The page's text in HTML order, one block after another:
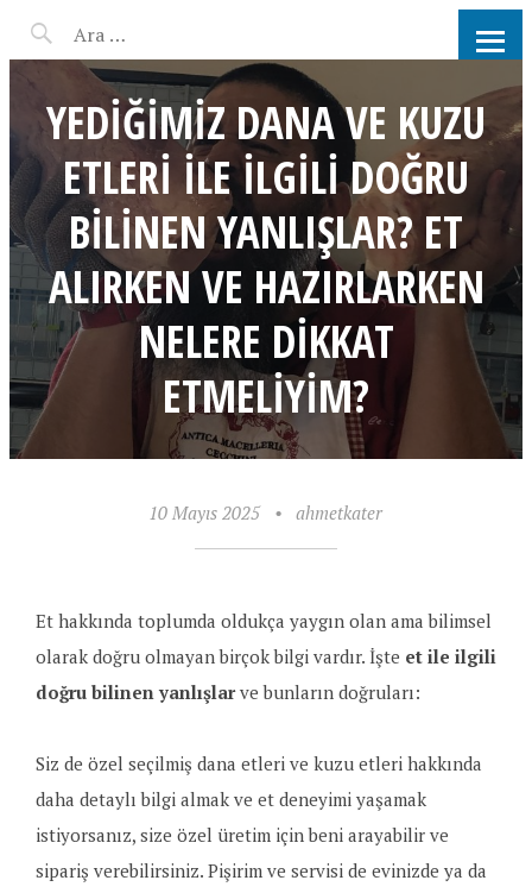
AHMET KATER KÖMÜR
ATEŞINDE BARBEKÜ, IZGARA,
MANGAL PARTISI
HIZMETLERI
YEDIĞIMIZ DANA VE KUZU
ETLERI ILE ILGILI DOĞRU
BILINEN YANLIŞLAR? ET
ALIRKEN VE HAZIRLARKEN
NELERE DIKKAT
ETMELIYIM?
10 Mayıs 2025 • ahmetkater
Et hakkında toplumda oldukça yaygın olan ama bilimsel
olarak doğru olmayan birçok bilgi vardır. İşte et ile ilgili
doğru bilinen yanlışlarve bunların doğruları:
Siz de özel seçilmiş dana etleri ve kuzu etleri hakkında
daha detaylı bilgi almak ve et deneyimi yaşamak
istiyorsanız, size özel üretim için beni arayabilir ve
sipariş verebilirsiniz. Pişirim ve servisi de evinizde ya da